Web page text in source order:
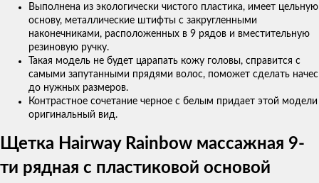
Выполнена из экологически чистого пластика, имеет цельную
основу, металлические штифты с закругленными
наконечниками, расположенных в 9 рядов и вместительную
резиновую ручку.
Такая модель не будет царапать кожу головы, справится с
самыми запутанными прядями волос, поможет сделать начес
до нужных размеров.
Контрастное сочетание черное с белым придает этой модели
оригинальный вид.
Щетка Hairway Rainbow массажная 9-
ти рядная с пластиковой основой